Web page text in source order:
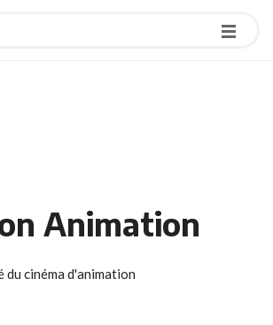
Animation
cinéma d'animation